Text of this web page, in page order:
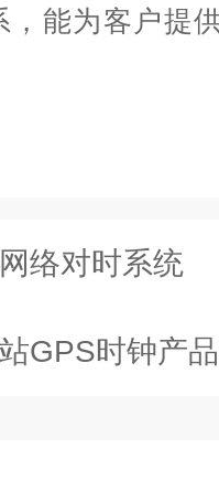
，能为客户提
络对时系统
GPS时钟产品